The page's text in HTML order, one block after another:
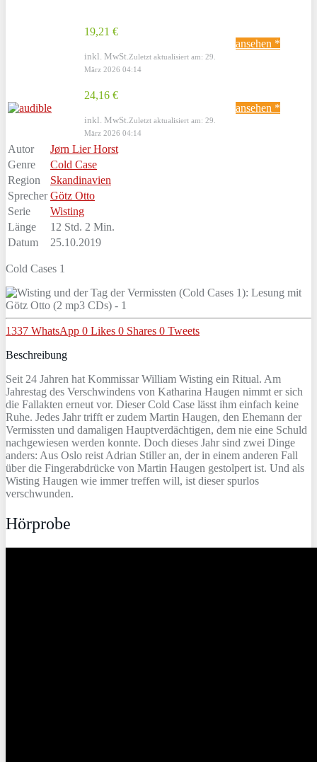
19,21 €
inkl. MwSt. Zuletzt aktualisiert am: 29.
März 2026 04:14
ansehen *
24,16 €
inkl. MwSt. Zuletzt aktualisiert am: 29.
März 2026 04:14
ansehen *
Autor
Jørn Lier Horst
Genre
Cold Case
Region
Skandinavien
Sprecher Götz Otto
Serie
Wisting
Länge
12 Std. 2 Min.
Datum
25.10.2019
Cold Cases 1
1337 WhatsApp 0 Likes 0 Shares 0 Tweets
Beschreibung
Seit 24 Jahren hat Kommissar William Wisting ein Ritual. Am
Jahrestag des Verschwindens von Katharina Haugen nimmt er sich
die Fallakten erneut vor. Dieser Cold Case lässt ihm einfach keine
Ruhe. Jedes Jahr trifft er zudem Martin Haugen, den Ehemann der
Vermissten und damaligen Hauptverdächtigen, dem nie eine Schuld
nachgewiesen werden konnte. Doch dieses Jahr sind zwei Dinge
anders: Aus Oslo reist Adrian Stiller an, der in einem anderen Fall
über die Fingerabdrücke von Martin Haugen gestolpert ist. Und als
Wisting Haugen wie immer treffen will, ist dieser spurlos
verschwunden.
Hörprobe